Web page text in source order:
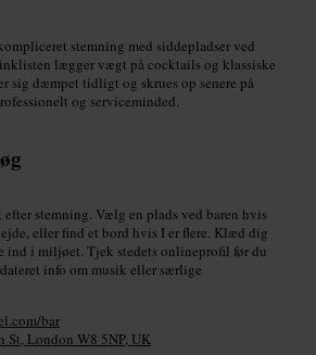
stemning med siddepladser ved
lægger vægt på cocktails og klassiske
sig dæmpet tidligt og skrues op senere på
og serviceminded.
stemning. Vælg en plads ved baren hvis
eller find et bord hvis I er flere. Klæd dig
ind i miljøet. Tjek stedets onlineprofil før du
info om musik eller særlige
bar
St, London W8 5NP, UK